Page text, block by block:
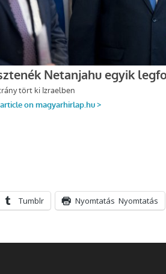
Tumblr Nyomtatás Nyomtatás